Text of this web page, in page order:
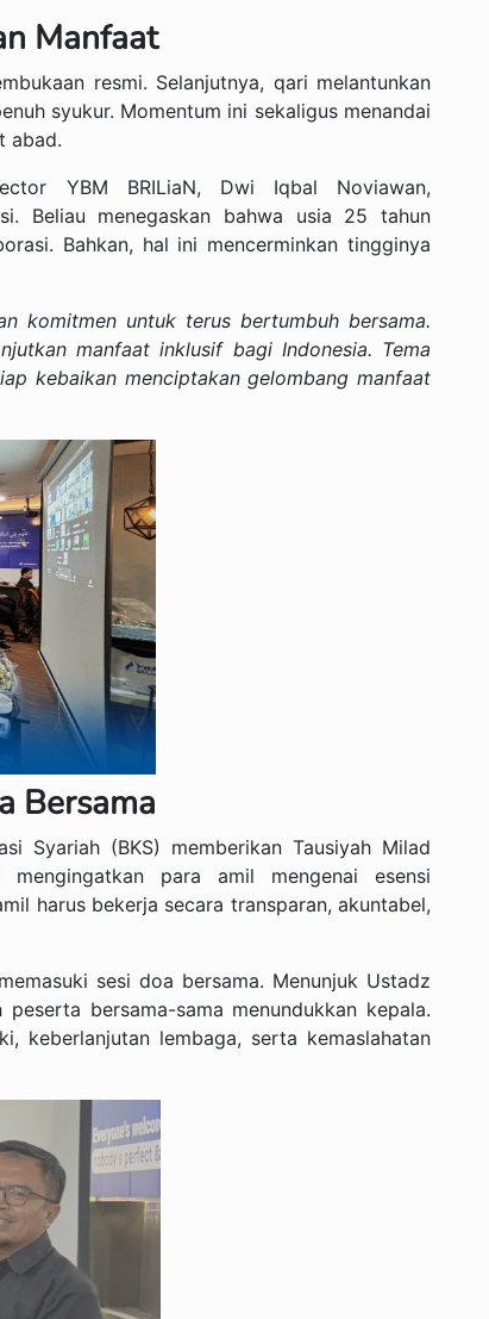
Manfaat
resmi. Selanjutnya, qari melantunkan
syukur. Momentum ini sekaligus menandai
abad.
YBM BRILiaN, Dwi Iqbal Noviawan,
Beliau menegaskan bahwa usia 25 tahun
Bahkan, hal ini mencerminkan tingginya
komitmen untuk terus bertumbuh bersama.
manfaat inklusif bagi Indonesia. Tema
kebaikan menciptakan gelombang manfaat
Bersama
Syariah (BKS) memberikan Tausiyah Milad
para amil mengenai esensi
harus bekerja secara transparan, akuntabel,
sesi doa bersama. Menunjuk Ustadz
bersama-sama menundukkan kepala.
keberlanjutan lembaga, serta kemaslahatan